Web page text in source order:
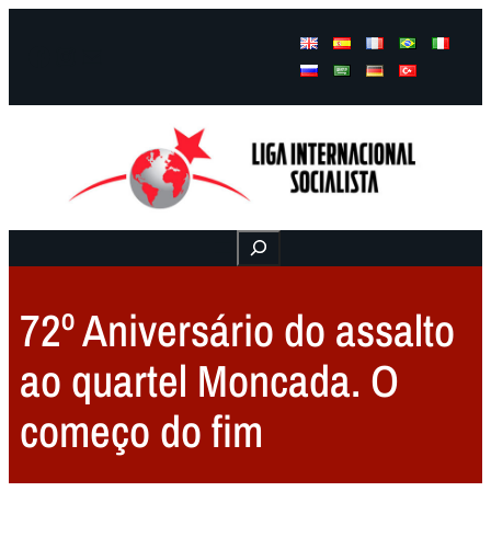
Buscar
72º Aniversário do assalto
ao quartel Moncada. O
começo do fim